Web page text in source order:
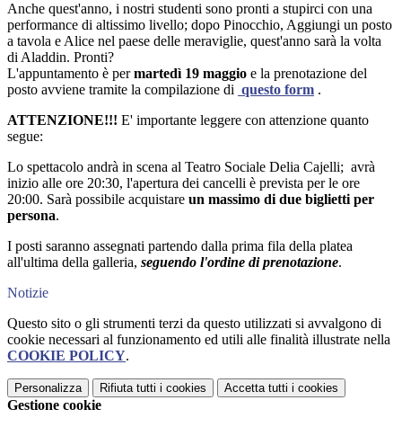
Anche quest'anno, i nostri studenti sono pronti a stupirci con una
performance di altissimo livello; dopo Pinocchio, Aggiungi un posto
a tavola e Alice nel paese delle meraviglie, quest'anno sarà la volta
di Aladdin. Pronti?
L'appuntamento è permartedì 19 maggio e la prenotazione del
posto avviene tramite la compilazione di questo form .
ATTENZIONE!!! E' importante leggere con attenzione quanto
segue:
Lo spettacolo andrà in scena al Teatro Sociale Delia Cajelli; avrà
inizio alle ore 20:30, l'apertura dei cancelli è prevista per le ore
20:00. Sarà possibile acquistare un massimo di due biglietti per
persona.
I posti saranno assegnati partendo dalla prima fila della platea
all'ultima della galleria, seguendo l'ordine di prenotazione.
Notizie
Questo sito o gli strumenti terzi da questo utilizzati si avvalgono di
cookie necessari al funzionamento ed utili alle finalità illustrate nella
COOKIE POLICY.
Personalizza Rifiuta tutti i cookies Accetta tutti i cookies
Gestione cookie